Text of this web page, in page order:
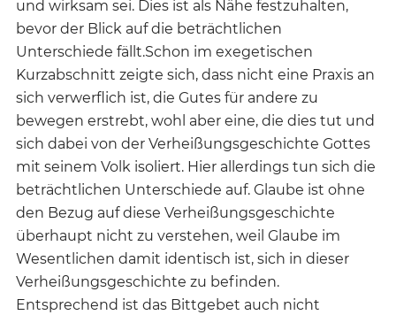
und wirksam sei. Dies ist als Nähe festzuhalten,
bevor der Blick auf die beträchtlichen
Unterschiede fällt.Schon im exegetischen
Kurzabschnitt zeigte sich, dass nicht eine Praxis an
sich verwerflich ist, die Gutes für andere zu
bewegen erstrebt, wohl aber eine, die dies tut und
sich dabei von der Verheißungsgeschichte Gottes
mit seinem Volk isoliert. Hier allerdings tun sich die
beträchtlichen Unterschiede auf. Glaube ist ohne
den Bezug auf diese Verheißungsgeschichte
überhaupt nicht zu verstehen, weil Glaube im
Wesentlichen damit identisch ist, sich in dieser
Verheißungsgeschichte zu befinden.
Entsprechend ist das Bittgebet auch nicht